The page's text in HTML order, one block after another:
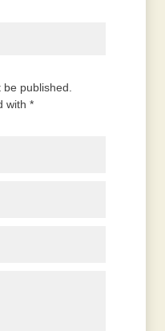
published.
with *